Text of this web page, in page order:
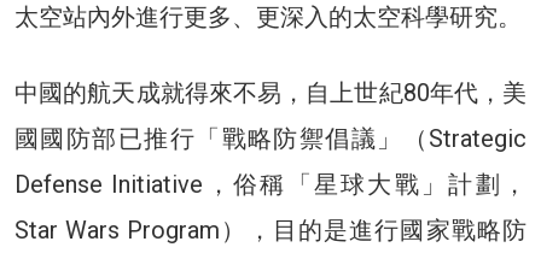
太空站內外進行更多、更深入的太空科學研究。
中國的航天成就得來不易，自上世紀80年代，美
國國防部已推行「戰略防禦倡議」（Strategic
Defense Initiative，俗稱「星球大戰」計劃，
Star Wars Program），目的是進行國家戰略防